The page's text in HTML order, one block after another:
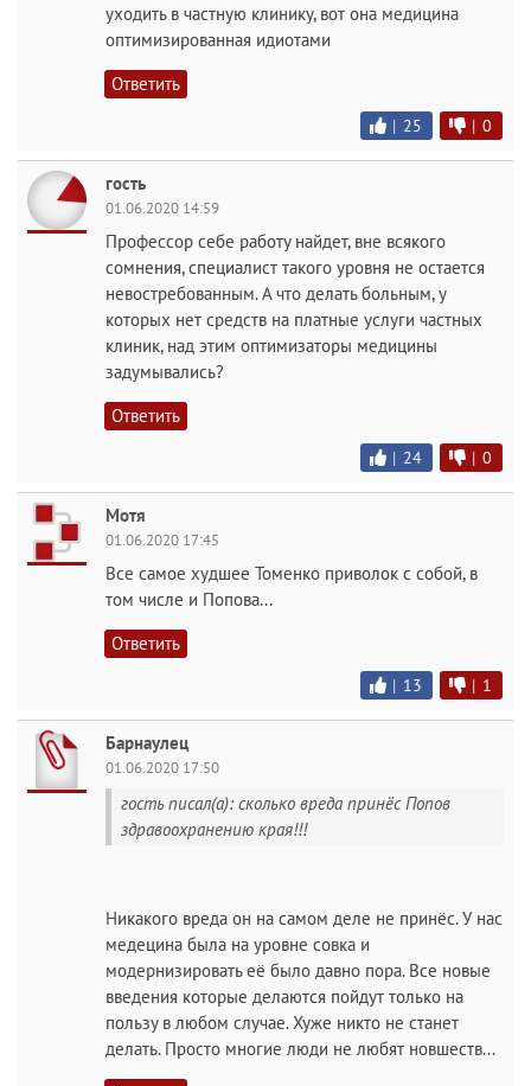
уходить в частную клинику, вот она медицина
оптимизированная идиотами
Ответить
| 25 | 0
гость
01.06.2020 14:59
Профессор себе работу найдет, вне всякого
сомнения, специалист такого уровня не остается
невостребованным. А что делать больным, у
которых нет средств на платные услуги частных
клиник, над этим оптимизаторы медицины
задумывались?
Ответить
| 24 | 0
Мотя
01.06.2020 17:45
Все самое худшее Томенко приволок с собой, в
том числе и Попова...
Ответить
| 13 | 1
Барнаулец
01.06.2020 17:50
гость писал(а): сколько вреда принёс Попов
здравоохранению края!!!
Никакого вреда он на самом деле не принёс. У нас
медецина была на уровне совка и
модернизировать её было давно пора. Все новые
введения которые делаются пойдут только на
пользу в любом случае. Хуже никто не станет
делать. Просто многие люди не любят новшеств...